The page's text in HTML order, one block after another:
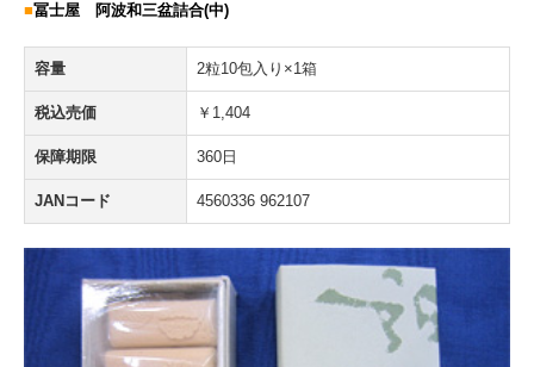
■冨士屋 阿波和三盆詰合(中)
容量 2粒10包入り×1箱
税込売価 ￥1,404
保障期限 360日
JANコード 4560336 962107